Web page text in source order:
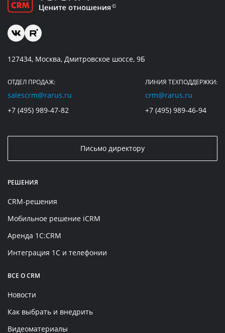
127434, Москва, Дмитровское шоссе, 9Б
ОТДЕЛ ПРОДАЖ:
salescrm@rarus.ru
+7 (495) 989-47-82
ЛИНИЯ ТЕХПОДДЕРЖКИ:
crm@rarus.ru
+7 (495) 989-46-94
Письмо директору
РЕШЕНИЯ
CRM-решения
Мобильное решение iCRM
Аренда 1C:CRM
Интеграция 1С и телефонии
ВСЕ О CRM
Новости
Как выбрать и внедрить
Видеоматериалы